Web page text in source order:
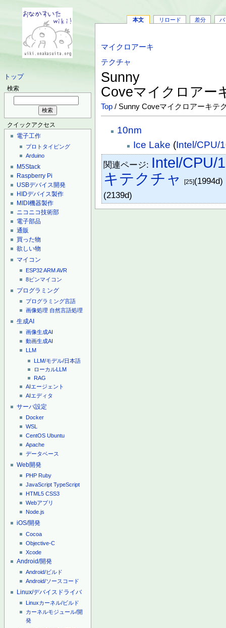
トップ
検索
クイックアクセス
電子工作
プロトタイピング
Arduino
M5Stack
Raspberry Pi
USBデバイス開発
HIDデバイス製作
MIDI機器製作
ニコニコ技術部
電子部品
通販
買った物
欲しい物
マイコン
ESP32ARMAVR
8ピンマイコン
プログラミング
プログラミング言語
画像処理 自然言語処理
生成AI
画像生成AI
動画生成AI
LLM
LLM/モデル/日本語
ローカルLLM
RAG
AIエージェント
AIエディタ
サーバ設定
Docker
WSL
CentOS Ubuntu
Apache
データベース
Web開発
PHP Ruby
JavaScript TypeScript
HTML5 CSS3
Webアプリ
Node.js
iOS/開発
Cocoa
Objective-C
Xcode
Android/開発
Android/ビルド
Android/ソースコード
Linux/デバイスドライバ
Linuxカーネル/ビルド
カーネルモジュール/開
発
本文 リロード 差分 バ
マイクロアーキ
テクチャ
Sunny
Coveマイクロアー
Top / Sunny Coveマイクロアーキテ
10nm
Ice Lake (Intel/CPU/
関連ページ: Intel/CPU/
キテクチャ [25](1994d)
(2139d)